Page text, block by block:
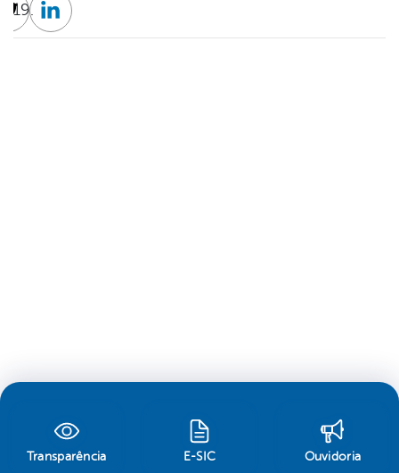
19.
Twitter
Linkedin
Transparência E-SIC Ouvidoria